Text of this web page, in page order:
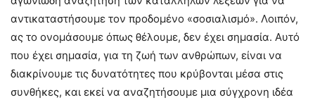
αντικαταστήσουμε τον προδομένο «σοσιαλισμό». Λοιπόν,
ας το ονομάσουμε όπως θέλουμε, δεν έχει σημασία. Αυτό
που έχει σημασία, για τη ζωή των ανθρώπων, είναι να
διακρίνουμε τις δυνατότητες που κρύβονται μέσα στις
συνθήκες, και εκεί να αναζητήσουμε μια σύγχρονη ιδέα